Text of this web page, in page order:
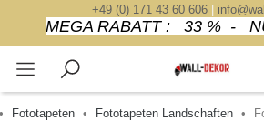
+49 (0) 171 43 60 606|
MEGA RABATT : 33 % -
Fototapeten Fototapeten Landschaften